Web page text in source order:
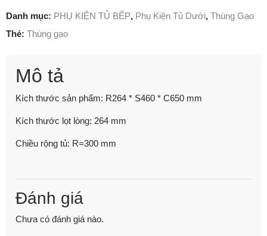
Danh mục: PHỤ KIỆN TỦ BẾP, Phụ Kiện Tủ Dưới, Thùng Gạo
Thẻ: Thùng gạo
Mô tả
Kích thước sản phẩm: R264 * S460 * C650 mm
Kích thước lọt lòng: 264 mm
Chiều rộng tủ: R=300 mm
Đánh giá
Chưa có đánh giá nào.